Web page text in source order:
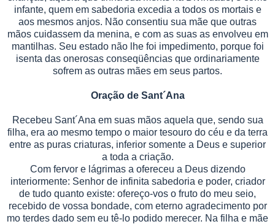
infante, quem em sabedoria excedia a todos os mortais e
aos mesmos anjos. Não consentiu sua mãe que outras
mãos cuidassem da menina, e com as suas as envolveu em
mantilhas. Seu estado não lhe foi impedimento, porque foi
isenta das onerosas conseqüências que ordinariamente
sofrem as outras mães em seus partos.
Oração de Sant´Ana
Recebeu Sant´Ana em suas mãos aquela que, sendo sua
filha, era ao mesmo tempo o maior tesouro do céu e da terra
entre as puras criaturas, inferior somente a Deus e superior
a toda a criação.
Com fervor e lágrimas a ofereceu a Deus dizendo
interiormente: Senhor de infinita sabedoria e poder, criador
de tudo quanto existe: ofereço-vos o fruto do meu seio,
recebido de vossa bondade, com eterno agradecimento por
mo terdes dado sem eu tê-lo podido merecer. Na filha e mãe